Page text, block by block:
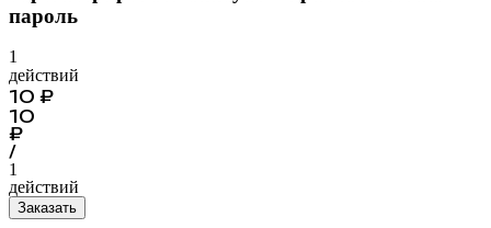
пароль
1
действий
10 ₽
10
₽
/
1
действий
Заказать